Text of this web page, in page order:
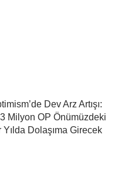
Dev Arz Artışı:
Milyon OP Önümüzdeki
Yılda Dolaşıma Girecek